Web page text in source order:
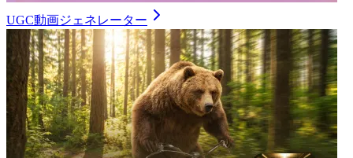
UGC動画ジェネレーター